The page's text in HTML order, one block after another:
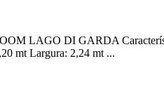
LAGO DI GARDA
mt Largura: 2,24 mt ...